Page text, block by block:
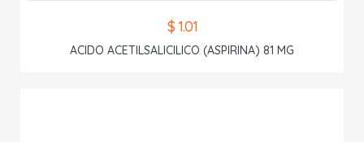
$ 1.01
ACIDO ACETILSALICILICO (ASPIRINA) 81 MG